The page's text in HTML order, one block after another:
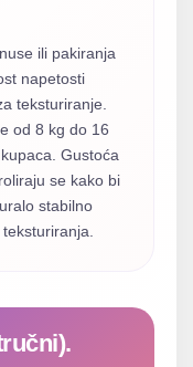
ili pakiranja
napetosti
teksturiranje.
od 8 kg do 16
Gustoća
se kako bi
stabilno